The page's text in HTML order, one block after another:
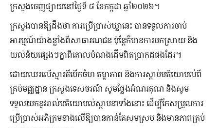
ក្រសួងចេញផ្សាយនៅថ្ងៃទី ៨ ខែកក្កដា ឆ្នាំ២០២៦។
ក្រសួងបានឱ្យដឹងថា ការប្រើប្រាស់ឃ្លានេះ បានទទួលការចាប់
អារម្មណ៍យ៉ាងខ្លាំងពីសាធារណជន ប៉ុន្តែក៏មានការបកស្រាយ និង
យល់ន័យផ្សេងៗគ្នាពីគោលបំណងដើមពិតប្រាកដផងដែរ។
ដោយឈរលើស្មារតីបើកចំហ តម្លាភាព និងការស្តាប់មតិយោបល់ពី
គ្រប់មជ្ឈដ្ឋាន ក្រសួងទេសចរណ៍ សូមថ្លែងអំណរគុណ និងសូម
ទទួលយកនូវរាល់មតិយោបល់ស្ថាបនាទាំងនោះ ដើម្បីកែសម្រួលការ
ប្រើប្រាស់អភិក្រមខាងលើឱ្យបានកាន់តែសមស្រប និងមានភាពគ្រប់